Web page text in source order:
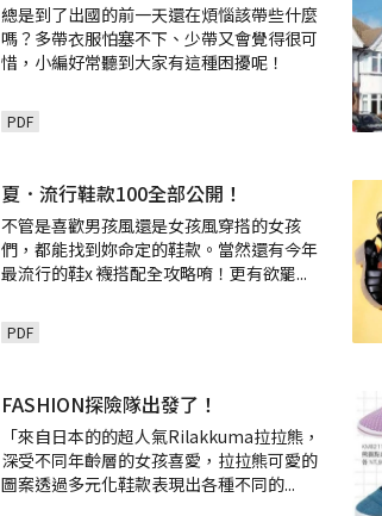
總是到了出國的前一天還在煩惱該帶些什麼
嗎？多帶衣服怕塞不下、少帶又會覺得很可
惜，小編好常聽到大家有這種困擾呢！
PDF
夏．流行鞋款100全部公開！
不管是喜歡男孩風還是女孩風穿搭的女孩
們，都能找到妳命定的鞋款。當然還有今年
最流行的鞋x 襪搭配全攻略唷！更有欲罷...
PDF
FASHION探險隊出發了！
「來自日本的的超人氣Rilakkuma拉拉熊，
深受不同年齡層的女孩喜愛，拉拉熊可愛的
圖案透過多元化鞋款表現出各種不同的...